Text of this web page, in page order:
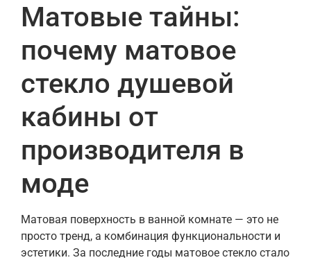
Матовые тайны:
почему матовое
стекло душевой
кабины от
производителя в
моде
Матовая поверхность в ванной комнате — это не
просто тренд, а комбинация функциональности и
эстетики. За последние годы матовое стекло стало